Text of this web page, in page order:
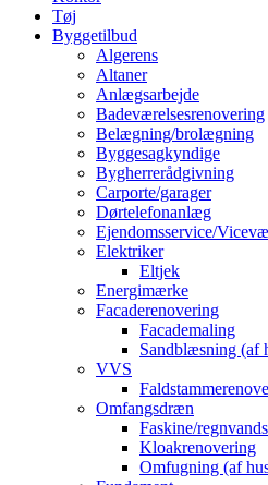
Tøj
Byggetilbud
Algerens
Altaner
Anlægsarbejde
Badeværelsesrenovering
Belægning/brolægning
Byggesagkyndige
Bygherrerådgivning
Carporte/garager
Dørtelefonanlæg
Ejendomsservice/
Elektriker
Eltjek
Energimærke
Facaderenovering
Facademaling
Sandblæsning (af
VVS
Omfangsdræn
Faskine/
Kloakrenovering
Omfugning (af